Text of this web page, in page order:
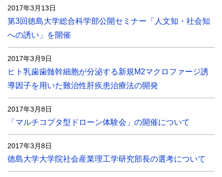
2017年3月13日
第3回徳島大学総合科学部公開セミナー「人文知・社会知
への誘い」を開催
2017年3月9日
ヒト乳歯歯髄幹細胞が分泌する新規M2マクロファージ誘
導因子を用いた難治性肝疾患治療法の開発
2017年3月8日
「マルチコプタ型ドローン体験会」の開催について
2017年3月8日
徳島大学大学院社会産業理工学研究部長の選考について